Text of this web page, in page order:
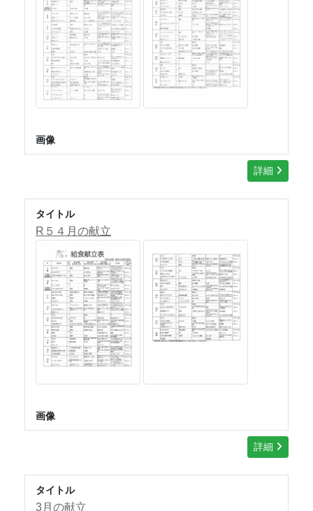
画像
詳細
タイトル
R５４月の献立
画像
詳細
タイトル
3月の献立